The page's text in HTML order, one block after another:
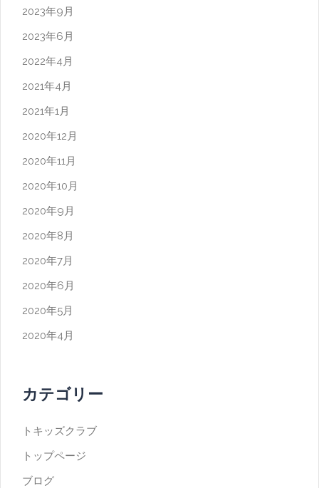
2023年9月
2023年6月
2022年4月
2021年4月
2021年1月
2020年12月
2020年11月
2020年10月
2020年9月
2020年8月
2020年7月
2020年6月
2020年5月
2020年4月
カテゴリー
トキッズクラブ
トップページ
ブログ